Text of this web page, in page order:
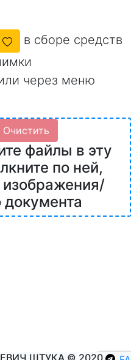
в сборе средств
через меню
Очистить
файлы в эту
по ней,
изображения/
документа
ШТУКА © 2020